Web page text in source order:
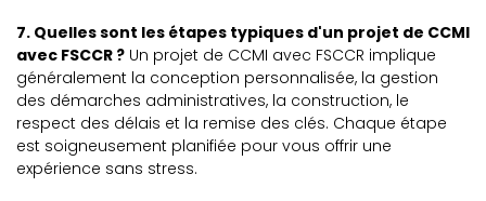
7. Quelles sont les étapes typiques d'un projet de CCMI
avec FSCCR ? Un projet de CCMI avec FSCCR implique
généralement la conception personnalisée, la gestion
des démarches administratives, la construction, le
respect des délais et la remise des clés. Chaque étape
est soigneusement planifiée pour vous offrir une
expérience sans stress.